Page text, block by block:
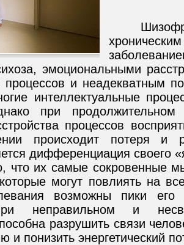
эмоциональными
процессов и неадекватным
интеллектуальные
при продолжительном
процессов
происходит потеря и
дифференциация своего
что их самые сокровенные
могут повлиять на
возможны пики
неправильном и
разрушить связи
и понизить энергетический